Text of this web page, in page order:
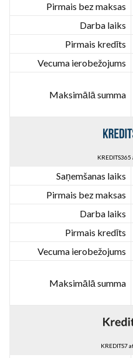
Pirmais bez maksas
Darba laiks
Pirmais kredīts
Vecuma ierobežojums
Maksimālā summa
Saņemšanas laiks
Pirmais bez maksas
Darba laiks
Pirmais kredīts
Vecuma ierobežojums
Maksimālā summa
KREDITS7